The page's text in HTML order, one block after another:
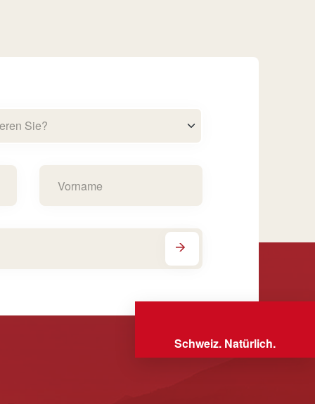
Sie?
Schweiz. Natürlich.